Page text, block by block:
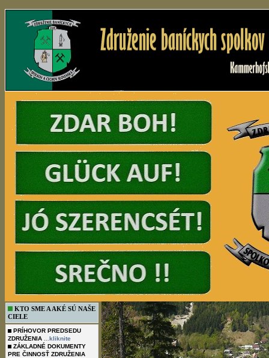
KTO SME A AKÉ SÚ NAŠE
CIELE
PRÍHOVOR PREDSEDU
ZDRUŽENIA
...kliknite
ZÁKLADNÉ DOKUMENTY
PRE ČINNOSŤ ZDRUŽENIA